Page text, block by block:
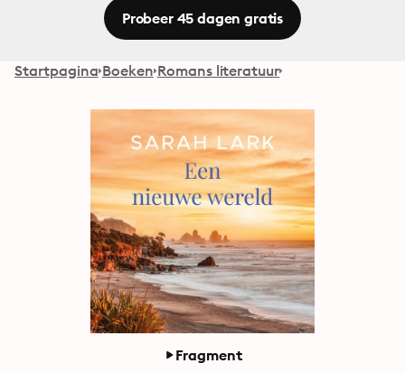
Probeer 45 dagen gratis
Startpagina Boeken Romans literatuur
Fragment